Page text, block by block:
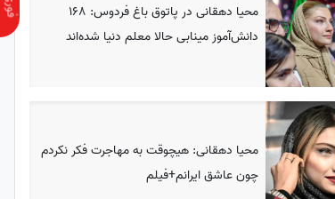
محیا دهقانی در پاتوق باغ فردوس: 168
دانش‌آموز مینابی حالا معلم دنیا شده‌اند
محیا دهقانی: هیچوقت به مهاجرت فکر نکردم
چون عاشق ایرانم+فیلم